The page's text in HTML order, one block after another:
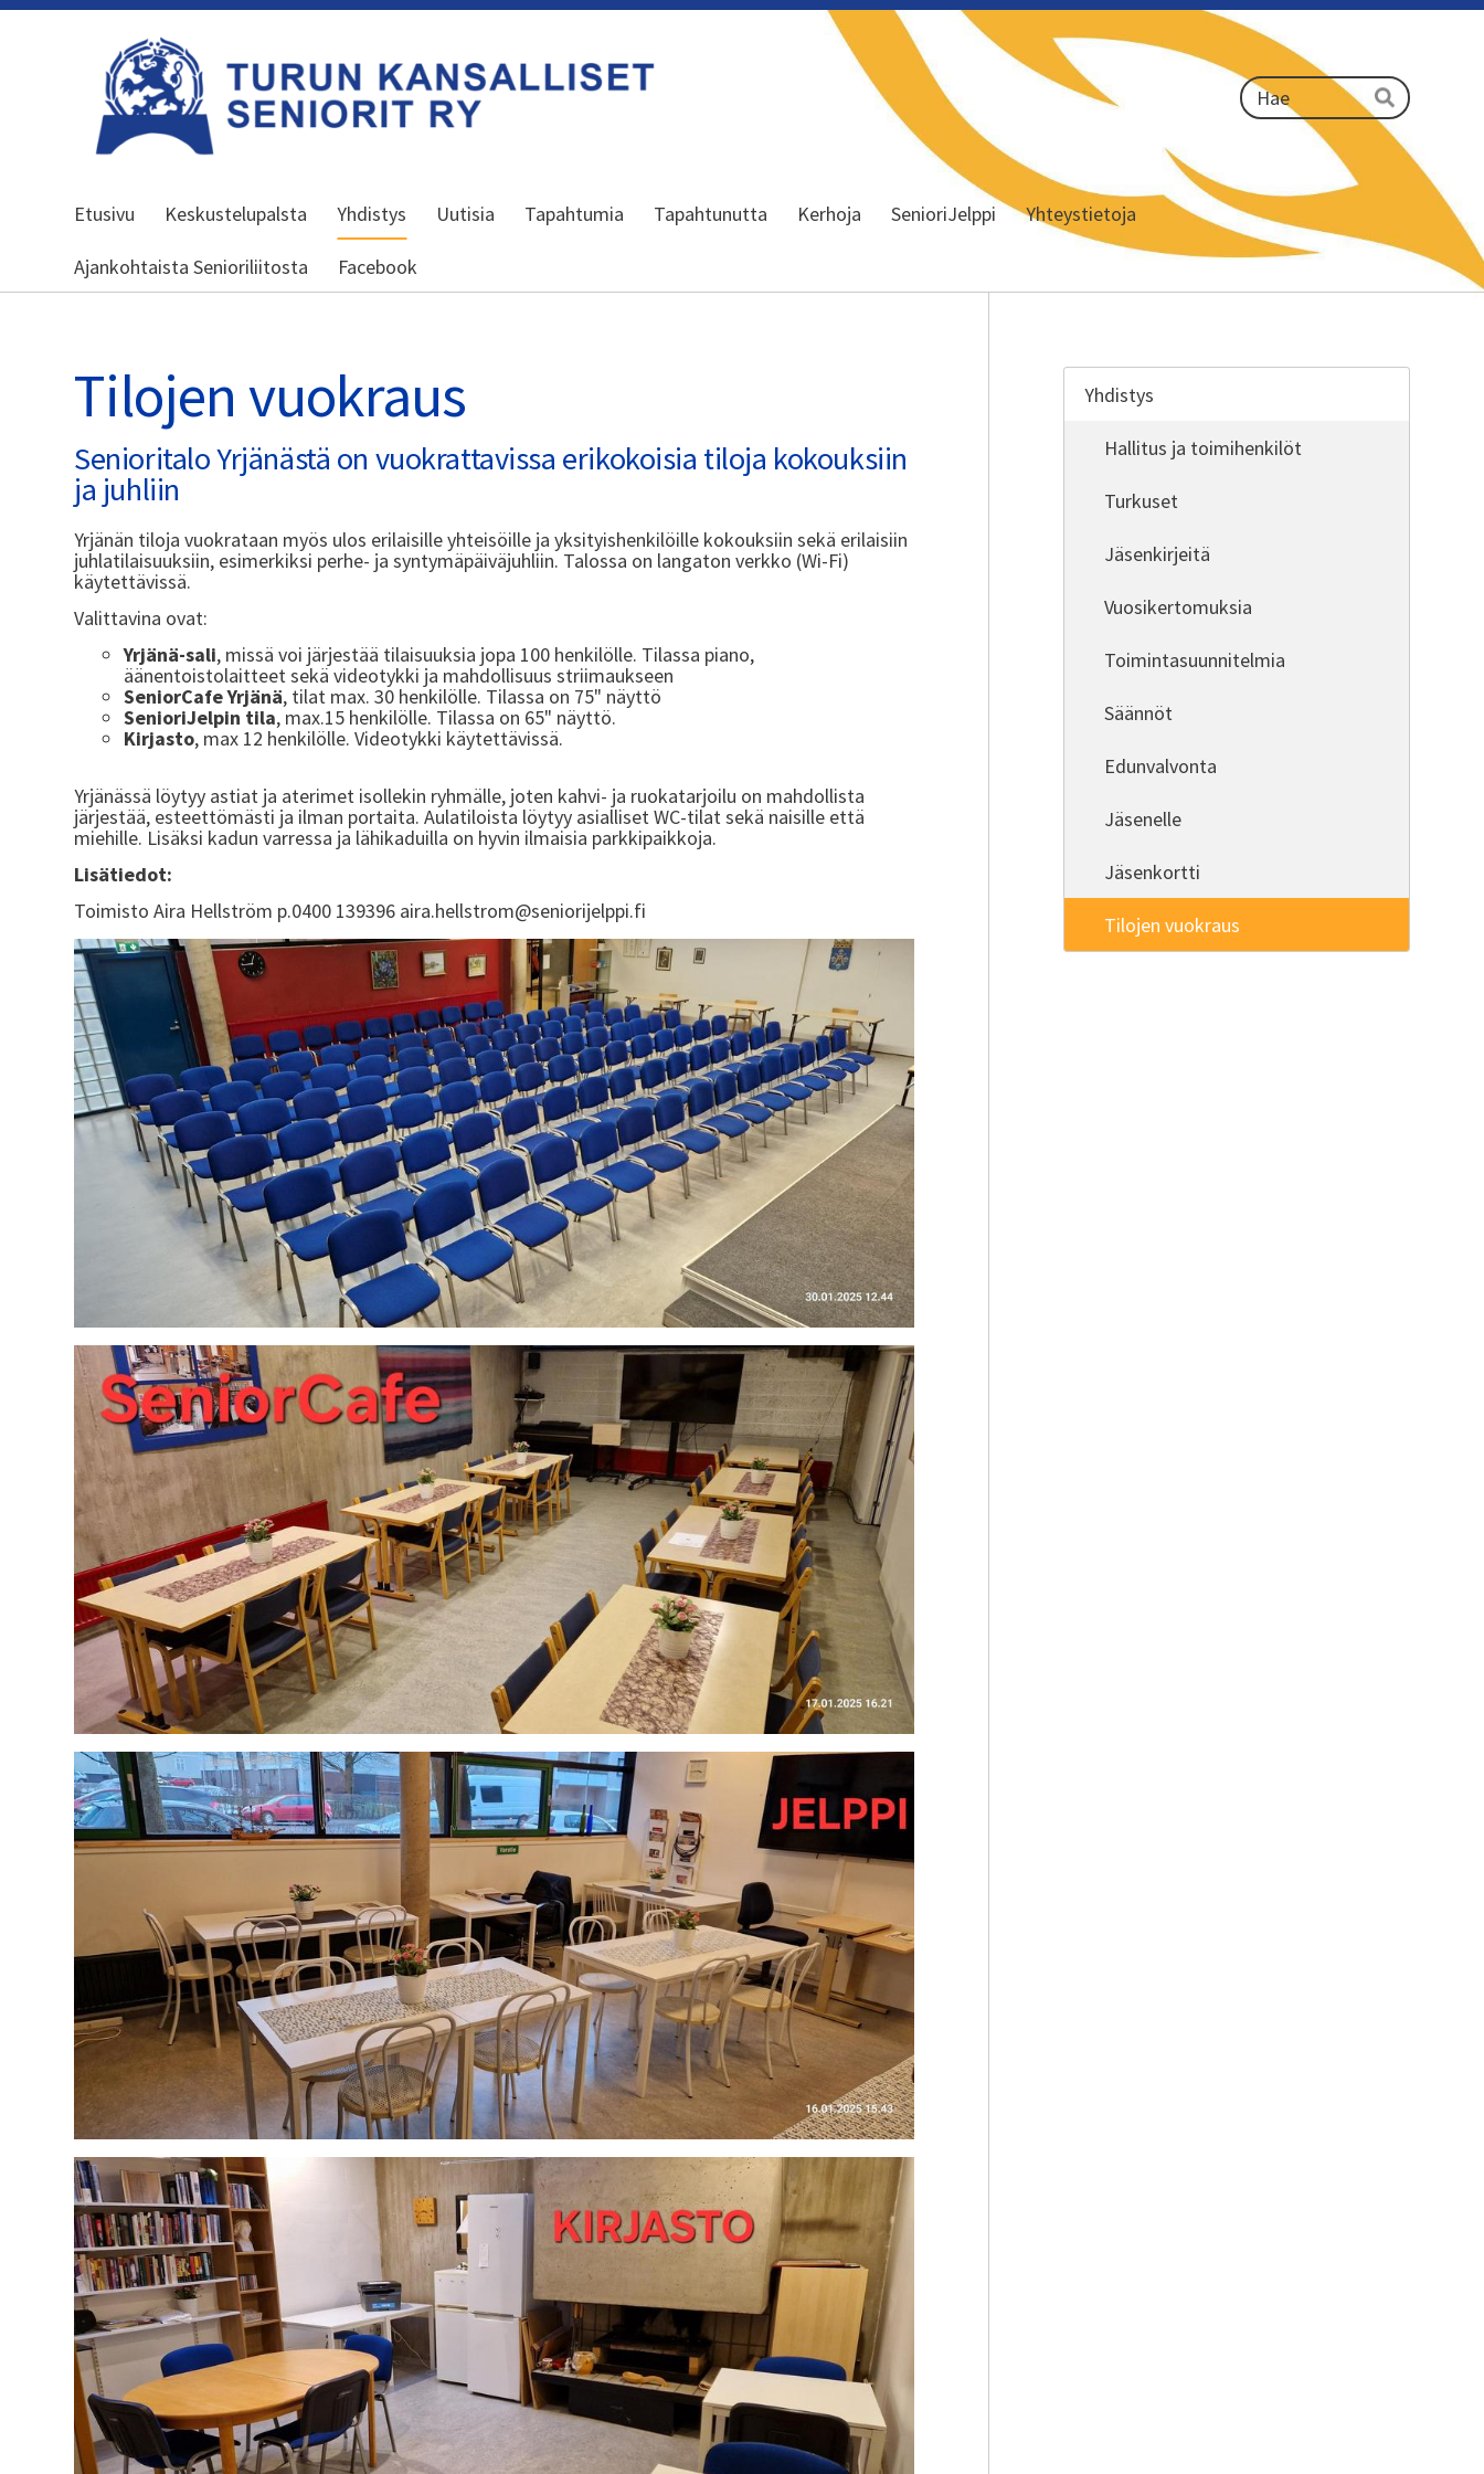
Turun kansalliset seniorit ry
Haku
Hae
Etusivu Keskustelupalsta Yhdistys Uutisia Tapahtumia Tapahtunutta Kerhoja SenioriJelppi Yhteystietoja
Ajankohtaista Senioriliitosta Facebook
Tilojen vuokraus
Senioritalo Yrjänästä on vuokrattavissa erikokoisia tiloja kokouksiin
ja juhliin
Yrjänän tiloja vuokrataan myös ulos erilaisille yhteisöille ja yksityishenkilöille kokouksiin sekä erilaisiin
juhlatilaisuuksiin, esimerkiksi perhe- ja syntymäpäiväjuhliin. Talossa on langaton verkko (Wi-Fi)
käytettävissä.
Valittavina ovat:
Yrjänä-sali, missä voi järjestää tilaisuuksia jopa 100 henkilölle. Tilassa piano,
äänentoistolaitteet sekä videotykki ja mahdollisuus striimaukseen
SeniorCafe Yrjänä, tilat max. 30 henkilölle. Tilassa on 75" näyttö
SenioriJelpin tila, max.15 henkilölle. Tilassa on 65" näyttö.
Kirjasto, max 12 henkilölle. Videotykki käytettävissä.
Yrjänässä löytyy astiat ja aterimet isollekin ryhmälle, joten kahvi- ja ruokatarjoilu on mahdollista
järjestää, esteettömästi ja ilman portaita. Aulatiloista löytyy asialliset WC-tilat sekä naisille että
miehille. Lisäksi kadun varressa ja lähikaduilla on hyvin ilmaisia parkkipaikkoja.
Lisätiedot:
Toimisto Aira Hellström p.0400 139396 aira.hellstrom@seniorijelppi.fi
Yhdistys
Hallitus ja toimihenkilöt
Turkuset
Jäsenkirjeitä
Vuosikertomuksia
Toimintasuunnitelmia
Säännöt
Edunvalvonta
Jäsenelle
Jäsenkortti
Tilojen vuokraus